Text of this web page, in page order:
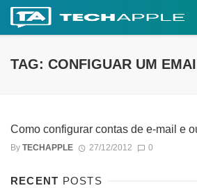
TAG: CONFIGUAR UM
Como configurar contas de e-mail e
By TECHAPPLE 27/12/2012 0
RECENT POSTS